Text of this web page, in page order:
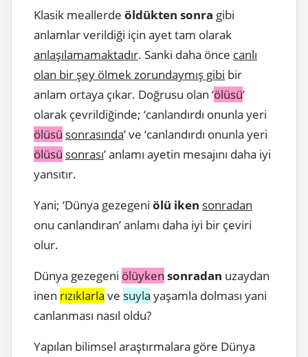
Klasik meallerde öldükten sonra gibi
anlamlar verildiği için ayet tam olarak
anlaşılamamaktadır. Sanki daha önce canlı
olan bir şey ölmek zorundaymış gibi bir
anlam ortaya çıkar. Doğrusu olan ‘ölüsü’
olarak çevrildiğinde; ‘canlandırdı onunla yeri
ölüsü sonrasında’ ve ‘canlandırdı onunla yeri
ölüsü sonrası’ anlamı ayetin mesajını daha iyi
yansıtır.
Yani; ‘Dünya gezegeni ölü iken sonradan
onu canlandıran’ anlamı daha iyi bir çeviri
olur.
Dünya gezegeni ölüyken sonradan uzaydan
inen rızıklarla ve suyla yaşamla dolması yani
canlanması nasıl oldu?
Yapılan bilimsel araştırmalara göre Dünya